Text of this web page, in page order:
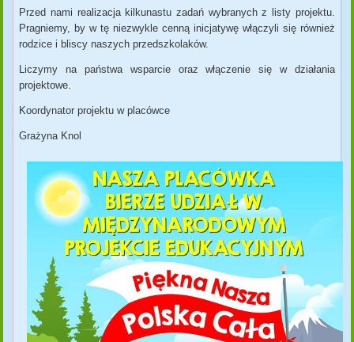
Przed nami realizacja kilkunastu zadań wybranych z listy projektu.
Pragniemy, by w tę niezwykle cenną inicjatywę włączyli się również
rodzice i bliscy naszych przedszkolaków.
Liczymy na państwa wsparcie oraz włączenie się w działania
projektowe.
Koordynator projektu w placówce
Grażyna Knol